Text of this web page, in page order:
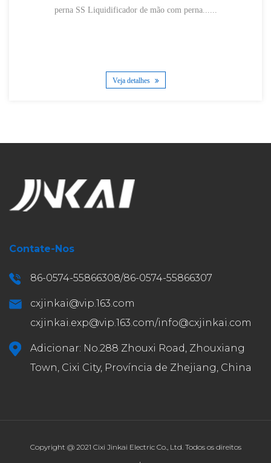
perna SS Liquidificador de mão com perna......
Veja detalhes
Contate-Nos
86-0574-55866308/86-0574-55866307
cxjinkai@vip.163.com
cxjinkai.exp@vip.163.com/info@cxjinkai.com
Adicionar: No.288 Zhouxi Road, Zhouxiang
Town, Cixi City, Província de Zhejiang, China
Copyright @ 2021 Cixi Jinkai Electric Co., Ltd. Todos os direitos